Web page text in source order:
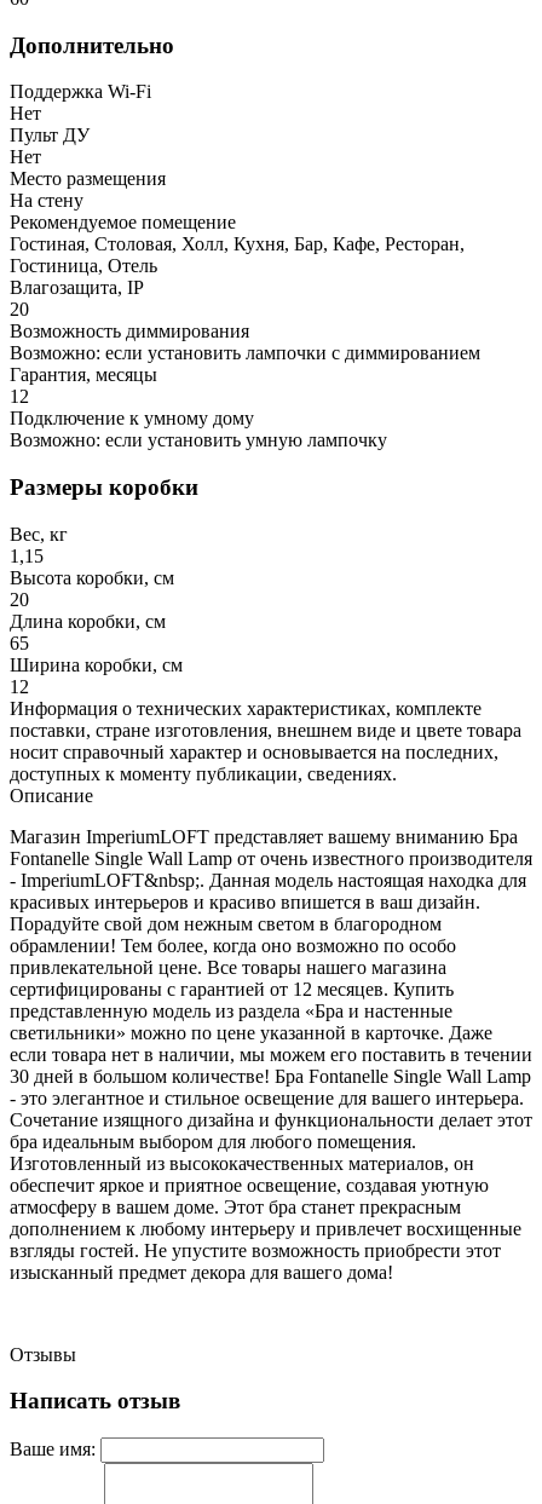
Дополнительно
Поддержка Wi-Fi
Нет
Пульт ДУ
Нет
Место размещения
На стену
Рекомендуемое помещение
Гостиная, Столовая, Холл, Кухня, Бар, Кафе, Ресторан,
Гостиница, Отель
Влагозащита, IP
20
Возможность диммирования
Возможно: если установить лампочки с диммированием
Гарантия, месяцы
12
Подключение к умному дому
Возможно: если установить умную лампочку
Размеры коробки
Вес, кг
1,15
Высота коробки, см
20
Длина коробки, см
65
Ширина коробки, см
12
Информация о технических характеристиках, комплекте
поставки, стране изготовления, внешнем виде и цвете товара
носит справочный характер и основывается на последних,
доступных к моменту публикации, сведениях.
Описание
Магазин ImperiumLOFT представляет вашему вниманию Бра
Fontanelle Single Wall Lamp от очень известного производителя
- ImperiumLOFT&nbsp;. Данная модель настоящая находка для
красивых интерьеров и красиво впишется в ваш дизайн.
Порадуйте свой дом нежным светом в благородном
обрамлении! Тем более, когда оно возможно по особо
привлекательной цене. Все товары нашего магазина
сертифицированы с гарантией от 12 месяцев. Купить
представленную модель из раздела «Бра и настенные
светильники» можно по цене указанной в карточке. Даже
если товара нет в наличии, мы можем его поставить в течении
30 дней в большом количестве! Бра Fontanelle Single Wall Lamp
- это элегантное и стильное освещение для вашего интерьера.
Сочетание изящного дизайна и функциональности делает этот
бра идеальным выбором для любого помещения.
Изготовленный из высококачественных материалов, он
обеспечит яркое и приятное освещение, создавая уютную
атмосферу в вашем доме. Этот бра станет прекрасным
дополнением к любому интерьеру и привлечет восхищенные
взгляды гостей. Не упустите возможность приобрести этот
изысканный предмет декора для вашего дома!
Отзывы
Написать отзыв
Ваше имя: